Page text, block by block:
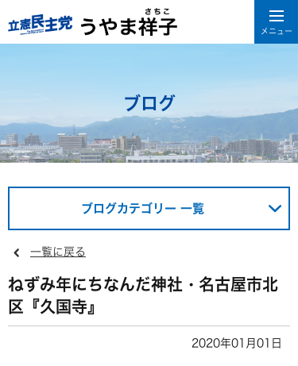
ブログ
ブログカテゴリー 一覧
一覧に戻る
ねずみ年にちなんだ神社・名古屋市北
区『久国寺』
2020年01月01日